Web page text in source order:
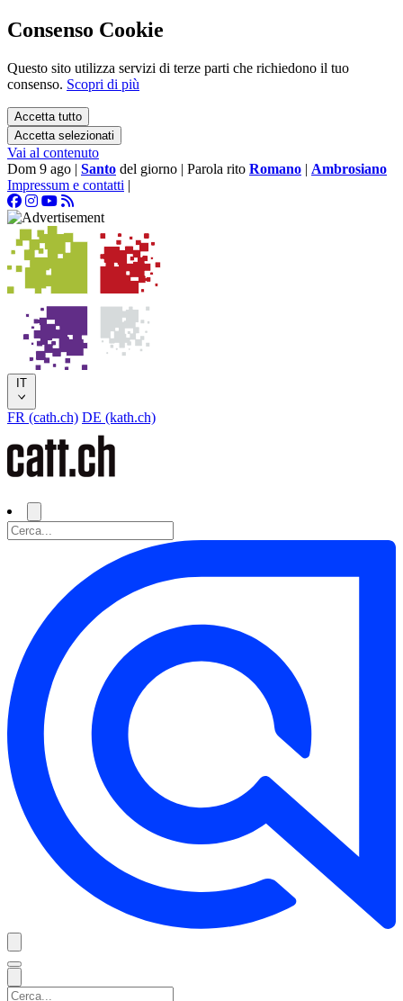
Consenso Cookie
Questo sito utilizza servizi di terze parti che richiedono il tuo
consenso. Scopri di più
Accetta tutto
Accetta selezionati
Vai al contenuto
Dom 9 ago | Santo del giorno | Parola rito Romano | Ambrosiano
Impressum e contatti |
IT
FR (cath.ch) DE (kath.ch)